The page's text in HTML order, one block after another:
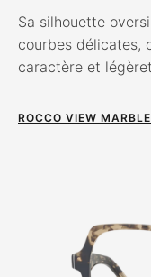
Sa silhouette
courbes délicates,
caractère et
ROCCO VIEW MARBLE